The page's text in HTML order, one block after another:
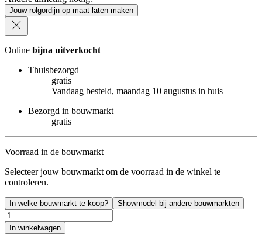
Jouw rolgordijn op maat laten maken
Online bijna uitverkocht
Thuisbezorgd
gratis
Vandaag besteld, maandag 10 augustus in huis
Bezorgd in bouwmarkt
gratis
Voorraad in de bouwmarkt
Selecteer jouw bouwmarkt om de voorraad in de winkel te
controleren.
In welke bouwmarkt te koop? Showmodel bij andere bouwmarkten
In winkelwagen